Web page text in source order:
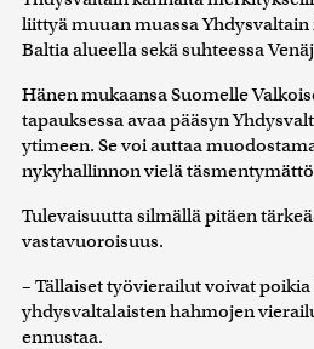
liittyä muuan muassa
Baltia alueella sekä suhteessa
Hänen mukaansa Suomelle
tapauksessa avaa pääsyn
ytimeen. Se voi auttaa
nykyhallinnon vielä
Tulevaisuutta silmällä pitäen
vastavuoroisuus.
– Tällaiset työvierailut voivat poikia
yhdysvaltalaisten hahmojen
ennustaa.